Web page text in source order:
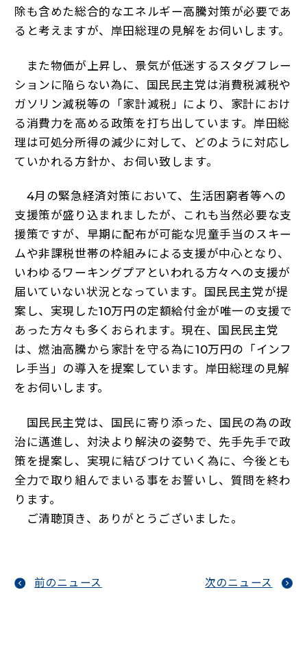
除も含めた総合的なエネルギー高騰対策が必要であ
ると考えますが、岸田総理の見解をお伺いします。
また物価が上昇し、景気が低迷するスタグフレー
ションに陥らない為に、国民民主党は消費税減税や
ガソリン減税等の「家計減税」により、家計におけ
る消費力を高める政策を打ち出しています。岸田総
理は可処分所得の減少に対して、どのように対応し
ていかれる方針か、お伺い致します。
4月の緊急経済対策において、生活困窮者等への
支援策が盛り込まれましたが、これも当然必要な支
援策ですが、早期に配布が可能な児童手当のスキー
ムや非課税世帯の枠組みによる支援が中心となり、
いわゆるワーキングプアといわれる方々への支援が
届いていない状況となっています。国民民主党が提
案し、実現した10万円の定額給付金が唯一の支援で
あった方々も多くおられます。現在、国民民主党
は、燃油高騰から家計を守る為に10万円の「インフ
レ手当」の導入を提案しています。岸田総理の見解
をお伺いします。
国民民主党は、国民に寄り添った、国民の為の政
治に邁進し、対決より解決の姿勢で、先手先手で政
策を提案し、実現に結びつけていく為に、今後とも
全力で取り組んでまいる事をお誓いし、質問を終わ
ります。
ご清聴頂き、ありがとうございました。
前のニュース 次のニュース